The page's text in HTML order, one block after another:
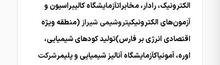
الکترونیک، رادار، مخابراتآزمایشگاه کالیبراسیون و
آزمون‌های الکترونیکپتروشیمی شیراز (منطقه ویژه
اقتصادی انرژی بر فارس)تولید کودهای شیمیایی،
اوره، آمونیاکآزمایشگاه آنالیز شیمیایی و پلیمرشرکت